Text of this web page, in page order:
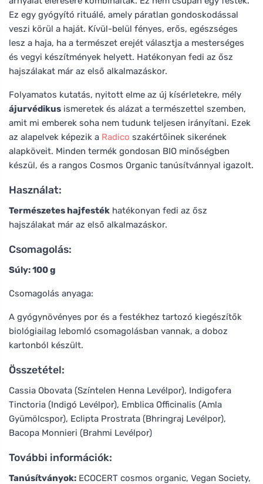
Ez egy gyógyító rituálé, amely páratlan gondoskodással
veszi körül a haját. Kívül-belül fényes, erős, egészséges
lesz a haja, ha a természet erejét választja a mesterséges
és vegyi készítmények helyett. Hatékonyan fedi az ősz
hajszálakat már az első alkalmazáskor.
Folyamatos kutatás, nyitott elme az új kísérletekre, mély
ájurvédikus ismeretek és alázat a természettel szemben,
amit mi emberek soha nem tudunk teljesen irányítani. Ezek
az alapelvek képezik a Radico szakértőinek sikerének
alapköveit. Minden termék gondosan BIO minőségben
készül, és a rangos Cosmos Organic tanúsítvánnyal igazolt.
Használat:
Természetes hajfesték hatékonyan fedi az ősz
hajszálakat már az első alkalmazáskor.
Csomagolás:
Súly: 100 g
Csomagolás anyaga:
A gyógynövényes por és a festékhez tartozó kiegészítők
biológiailag lebomló csomagolásban vannak, a doboz
kartonból készült.
Összetétel:
Cassia Obovata (Színtelen Henna Levélpor), Indigofera
Tinctoria (Indigó Levélpor), Emblica Officinalis (Amla
Gyümölcspor), Eclipta Prostrata (Bhringraj Levélpor),
Bacopa Monnieri (Brahmi Levélpor)
További információk:
Tanúsítványok: ECOCERT cosmos organic, Vegan Society,